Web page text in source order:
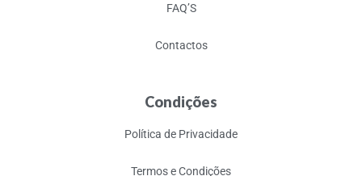
FAQ’S
Contactos
Condições
Política de Privacidade
Termos e Condições